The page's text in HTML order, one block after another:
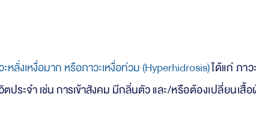
ะหลั่งเหงื่อมาก หรือภาวะเหงื่อท่วม (Hyperhidrosis)ได้แก่ ภา
ประจำ เช่น การเข้าสังคม มีกลิ่นตัวและ/หรือต้องเปลี่ยนเสื้